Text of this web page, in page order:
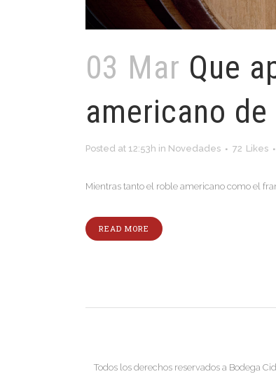
03 Mar Que
americano
Posted at 12:53h in Novedades 72 Likes
Mientras tanto el roble americano como el
READ MORE
Todos los derechos reservados a Bodega